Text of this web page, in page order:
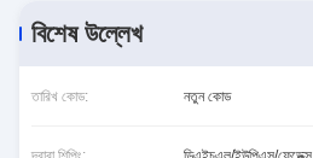
বিশেষ উল্লেখ
তারিখ কোড: নতুন কোড